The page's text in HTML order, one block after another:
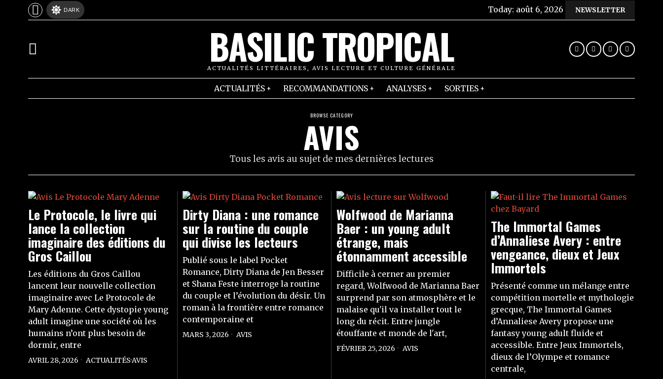
DARK Today: août 6, 2026 NEWSLETTER
BASILIC TROPICAL
ACTUALITÉS LITTÉRAIRES, AVIS LECTURE ET CULTURE GÉNÉRALE
ACTUALITÉS RECOMMANDATIONS ANALYSES SORTIES
BROWSE CATEGORY
AVIS
Tous les avis au sujet de mes dernières lectures
Le Protocole, le livre qui
lance la collection
imaginaire des éditions du
Gros Caillou
Les éditions du Gros Caillou
lancent leur nouvelle collection
imaginaire avec Le Protocole de
Mary Adenne. Cette dystopie young
adult imagine une société où les
humains n’ont plus besoin de
dormir, entre
AVRIL 28, 2026 ACTUALITÉS·AVIS
Dirty Diana : une romance
sur la routine du couple
qui divise les lecteurs
Publié sous le label Pocket
Romance, Dirty Diana de Jen Besser
et Shana Feste interroge la routine
du couple et l’évolution du désir. Un
roman à la frontière entre romance
contemporaine et
MARS 3, 2026 AVIS
Wolfwood de Marianna
Baer : un young adult
étrange, mais
étonnamment accessible
Difficile à cerner au premier
regard, Wolfwood de Marianna Baer
surprend par son atmosphère et le
malaise qu'il va installer tout le
long du récit. Entre jungle
étouffante et monde de l'art,
FÉVRIER 25, 2026 AVIS
The Immortal Games
d’Annaliese Avery : entre
vengeance, dieux et Jeux
Immortels
Présenté comme un mélange entre
compétition mortelle et mythologie
grecque, The Immortal Games
d’Annaliese Avery propose une
fantasy young adult fluide et
accessible. Entre Jeux Immortels,
dieux de l’Olympe et romance
centrale,